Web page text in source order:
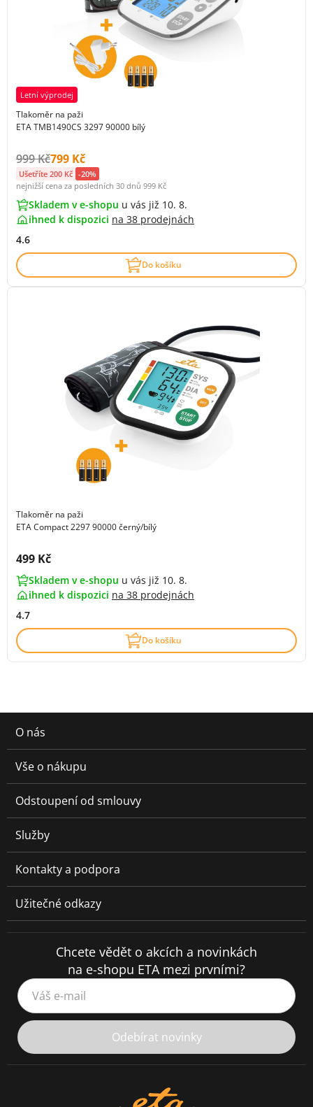
Letní výprodej
Tlakoměr na paži
ETA TMB1490CS 3297 90000 bílý
Původní cena s DPH:
999 KčCena s DPH:
799 Kč
Ušetříte 200 Kč -20%
nejnižší cena za posledních 30 dnů 999 Kč
Skladem v e-shopu u vás již 10. 8.
ihned k dispozici na 38 prodejnách
4.6
Do košíku
Tlakoměr na paži
ETA Compact 2297 90000 černý/bílý
Cena s DPH:
499 Kč
Skladem v e-shopu u vás již 10. 8.
ihned k dispozici na 38 prodejnách
4.7
Do košíku
O nás
Vše o nákupu
Odstoupení od smlouvy
Služby
Kontakty a podpora
Užitečné odkazy
Chcete vědět o akcích a novinkách
na e-shopu ETA mezi prvními?
Váš e-mail
Odebírat novinky